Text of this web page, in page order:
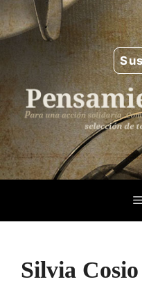
Saltar
al
contenido
Silvia Cosio